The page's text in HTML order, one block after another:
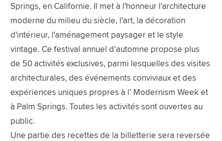
Springs, en Californie. Il met à l'honneur l'architecture
moderne du milieu du siècle, l'art, la décoration
d'intérieur, l'aménagement paysager et le style
vintage. Ce festival annuel d’automne propose plus
de 50 activités exclusives, parmi lesquelles des visites
architecturales, des événements conviviaux et des
expériences uniques propres à l’ Modernism Week et
à Palm Springs. Toutes les activités sont ouvertes au
public.
Une partie des recettes de la billetterie sera reversée